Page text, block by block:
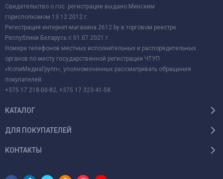
Свидетельство о гос. регистрации выдано Минским
горисполкомом 13.12.2012 г.
Регистрация интернет-магазина 2612.by в торговом реестре
Республики Беларусь с 01.07.2021 г.
Номера телефонов местных исполнительных и распорядительных
органов по месту государственной регистрации ЧТУП
«КопиМедиаГрупп», уполномоченных рассматривать обращения
покупателей:
+375 17 218-00-82, +375 17 323-41-58.
КАТАЛОГ
ДЛЯ ПОКУПАТЕЛЕЙ
КОНТАКТЫ